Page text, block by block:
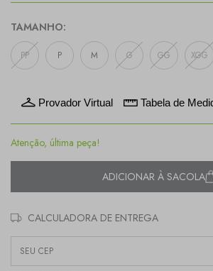
TAMANHO:
PP P M G GG XGG
Provador Virtual Tabela de
Atenção, última peça!
ADICIONAR À SACOLA
CALCULADORA DE ENTREGA
Entregas para o CEP: